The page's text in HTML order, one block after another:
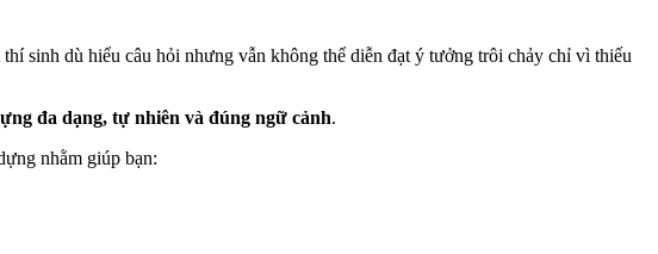
sinh dù hiểu câu hỏi nhưng vẫn không thể diễn đạt ý tưởng trôi chảy chỉ vì thiếu
đa dạng, tự nhiên và đúng ngữ cảnh.
nhằm giúp bạn: